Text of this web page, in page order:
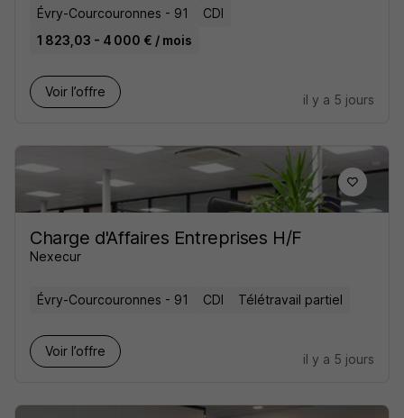
Évry-Courcouronnes - 91
CDI
1 823,03 - 4 000 € / mois
Voir l’offre
il y a 5 jours
Charge d'Affaires Entreprises H/F
Nexecur
Évry-Courcouronnes - 91 CDI Télétravail partiel
Voir l’offre
il y a 5 jours